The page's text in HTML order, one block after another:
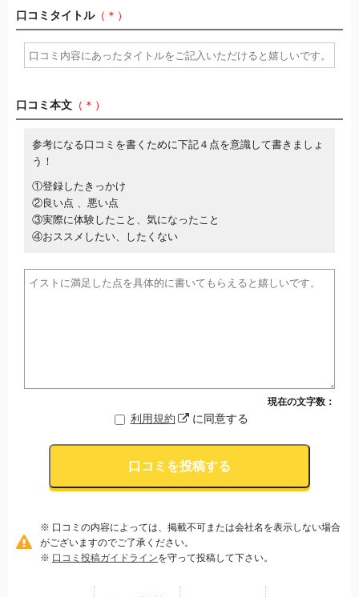
口コミタイトル（＊）
口コミ本文 （＊）
参考になる口コミを書くために下記４点を意識して書きましょ
う！
①登録したきっかけ
②良い点 、悪い点
③実際に体験したこと、気になったこと
④おススメしたい、したくない
現在の文字数：
利用規約 に同意する
口コミを投稿する
※ 口コミの内容によっては、掲載不可または会社名を表示しない場合
がございますのでご了承ください。
※ 口コミ投稿ガイドラインを守って投稿して下さい。